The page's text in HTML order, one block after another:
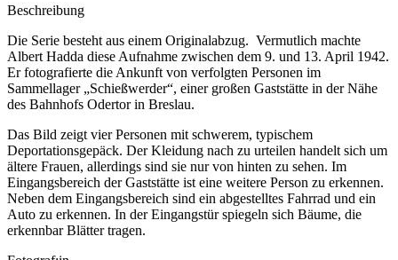
Beschreibung
Die Serie besteht aus einem Originalabzug. Vermutlich machte
Albert Hadda diese Aufnahme zwischen dem 9. und 13. April 1942.
Er fotografierte die Ankunft von verfolgten Personen im
Sammellager „Schießwerder“, einer großen Gaststätte in der Nähe
des Bahnhofs Odertor in Breslau.
Das Bild zeigt vier Personen mit schwerem, typischem
Deportationsgepäck. Der Kleidung nach zu urteilen handelt sich um
ältere Frauen, allerdings sind sie nur von hinten zu sehen. Im
Eingangsbereich der Gaststätte ist eine weitere Person zu erkennen.
Neben dem Eingangsbereich sind ein abgestelltes Fahrrad und ein
Auto zu erkennen. In der Eingangstür spiegeln sich Bäume, die
erkennbar Blätter tragen.